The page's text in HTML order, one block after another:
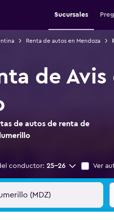
Sucursales
Renta de autos en Mendoza
de
de autos de renta de
conductor: 25-26 Ver